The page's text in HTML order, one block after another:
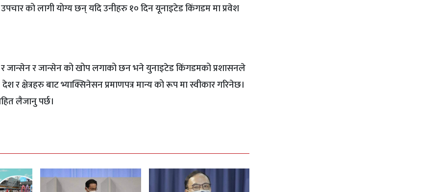
को लागी योग्य छन् यदि उनीहरु १० दिन यूनाइटेड किंगडम मा प्रवेश
र जान्सेन र जान्सेन को खोप लगाको छन भने युनाइटेड किंगडमको प्रशासनले
र क्षेत्रहरु बाट भ्याक्सिनेसन प्रमाणपत्र मान्य को रूप मा स्वीकार गरिनेछ।
लैजानु पर्छ।